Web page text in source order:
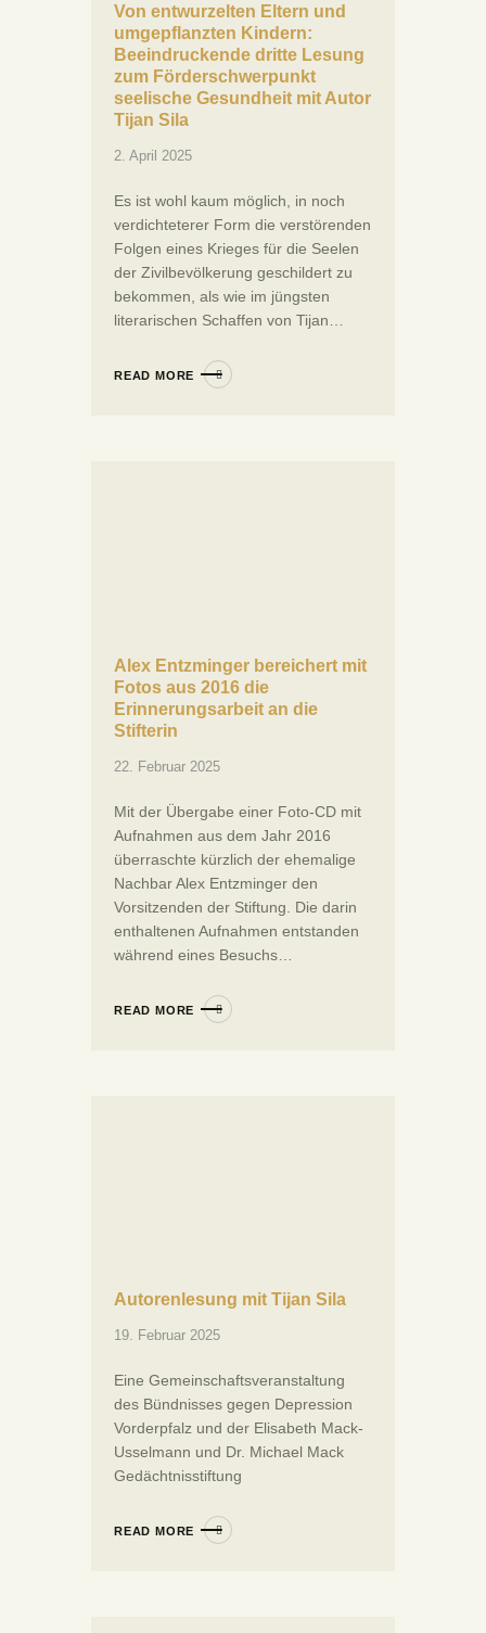
Von entwurzelten Eltern und
umgepflanzten Kindern:
Beeindruckende dritte Lesung
zum Förderschwerpunkt
seelische Gesundheit mit Autor
Tijan Sila
2. April 2025
Es ist wohl kaum möglich, in noch
verdichteterer Form die verstörenden
Folgen eines Krieges für die Seelen
der Zivilbevölkerung geschildert zu
bekommen, als wie im jüngsten
literarischen Schaffen von Tijan…
READ MORE
Alex Entzminger bereichert mit
Fotos aus 2016 die
Erinnerungsarbeit an die
Stifterin
22. Februar 2025
Mit der Übergabe einer Foto-CD mit
Aufnahmen aus dem Jahr 2016
überraschte kürzlich der ehemalige
Nachbar Alex Entzminger den
Vorsitzenden der Stiftung. Die darin
enthaltenen Aufnahmen entstanden
während eines Besuchs…
READ MORE
Autorenlesung mit Tijan Sila
19. Februar 2025
Eine Gemeinschaftsveranstaltung
des Bündnisses gegen Depression
Vorderpfalz und der Elisabeth Mack-
Usselmann und Dr. Michael Mack
Gedächtnisstiftung
READ MORE